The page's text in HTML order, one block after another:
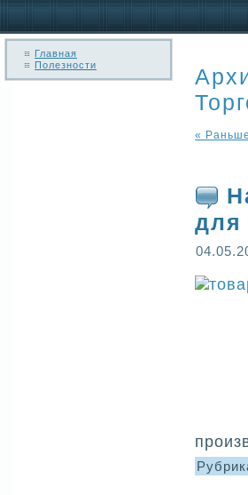
Главная
Полезности
« Раньше
для